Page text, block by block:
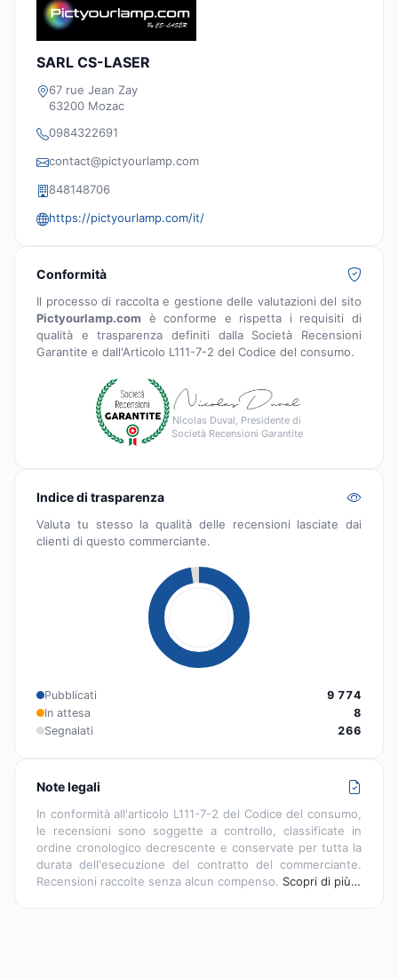
SARL CS-LASER
67 rue Jean Zay
63200 Mozac
0984322691
contact@pictyourlamp.com
848148706
https://pictyourlamp.com/it/
Conformità
Il processo di raccolta e gestione delle valutazioni del sito
Pictyourlamp.com è conforme e rispetta i requisiti di
qualità e trasparenza definiti dalla Società Recensioni
Garantite e dall'Articolo L111-7-2 del Codice del consumo.
Nicolas Duval, Presidente di
Società Recensioni Garantite
Indice di trasparenza
Valuta tu stesso la qualità delle recensioni lasciate dai
clienti di questo commerciante.
Pubblicati
9 774
In attesa
8
Segnalati
266
Note legali
In conformità all'articolo L111-7-2 del Codice del consumo,
le recensioni sono soggette a controllo, classificate in
ordine cronologico decrescente e conservate per tutta la
durata dell'esecuzione del contratto del commerciante.
Recensioni raccolte senza alcun compenso. Scopri di più…